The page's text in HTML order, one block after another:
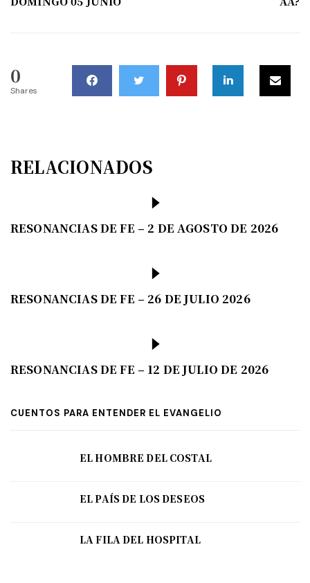
0
Shares
RELACIONADOS
RESONANCIAS DE FE – 2 DE AGOSTO DE 2026
RESONANCIAS DE FE – 26 DE JULIO 2026
RESONANCIAS DE FE – 12 DE JULIO DE 2026
CUENTOS PARA ENTENDER EL EVANGELIO
EL HOMBRE DEL COSTAL
EL PAÍS DE LOS DESEOS
LA FILA DEL HOSPITAL